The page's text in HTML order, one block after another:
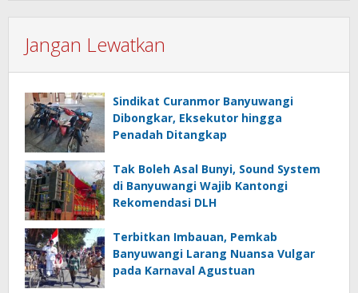
Jangan Lewatkan
Sindikat Curanmor Banyuwangi
Dibongkar, Eksekutor hingga
Penadah Ditangkap
Tak Boleh Asal Bunyi, Sound System
di Banyuwangi Wajib Kantongi
Rekomendasi DLH
Terbitkan Imbauan, Pemkab
Banyuwangi Larang Nuansa Vulgar
pada Karnaval Agustuan